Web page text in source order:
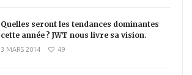
Quelles seront les tendances dominantes
cette année ? JWT nous livre sa vision.
3 MARS 2014 49